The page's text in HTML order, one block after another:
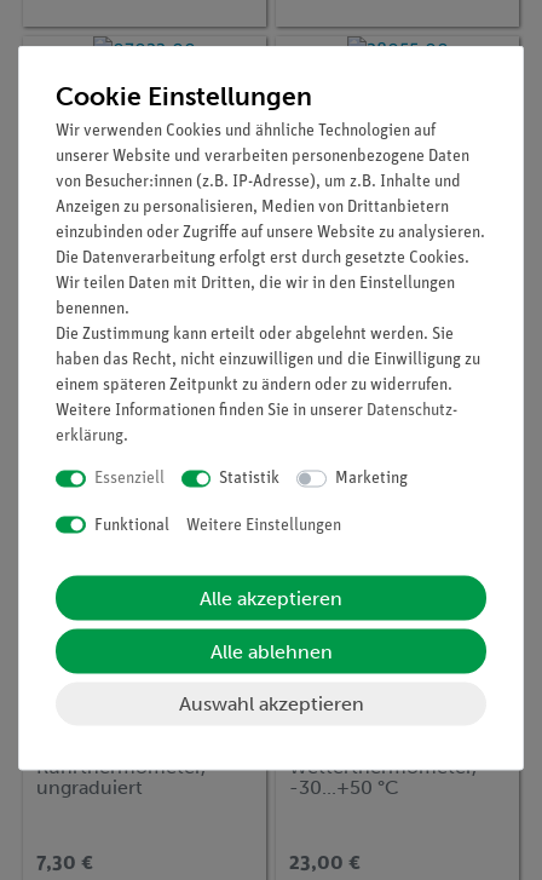
Digital-Thermometer,
-50...+1300°C, für Typ K
und J Sensoren
34,00 €
Laborthermometer,
+15...+40°C, l=220mm,
Tauchschaft 50mm
20,00 €
Rührthermometer,
ungraduiert
7,30 €
Wetterthermometer,
-30...+50 °C
23,00 €
Cookie Einstellungen
Wir verwenden Cookies und ähnliche Technologien auf
unserer Website und verarbeiten personenbezogene Daten
von Besucher:innen (z.B. IP-Adresse), um z.B. Inhalte und
Anzeigen zu personalisieren, Medien von Drittanbietern
einzubinden oder Zugriffe auf unsere Website zu analysieren.
Die Datenverarbeitung erfolgt erst durch gesetzte Cookies.
Wir teilen Daten mit Dritten, die wir in den Einstellungen
benennen.
Die Zustimmung kann erteilt oder abgelehnt werden. Sie
haben das Recht, nicht einzuwilligen und die Einwilligung zu
einem späteren Zeitpunkt zu ändern oder zu widerrufen.
Weitere Informationen finden Sie in unserer Daten­schutz­
erklärung.
Essenziell Statistik Marketing
Funktional Weitere Einstellungen
Alle akzeptieren
Alle ablehnen
Auswahl akzeptieren